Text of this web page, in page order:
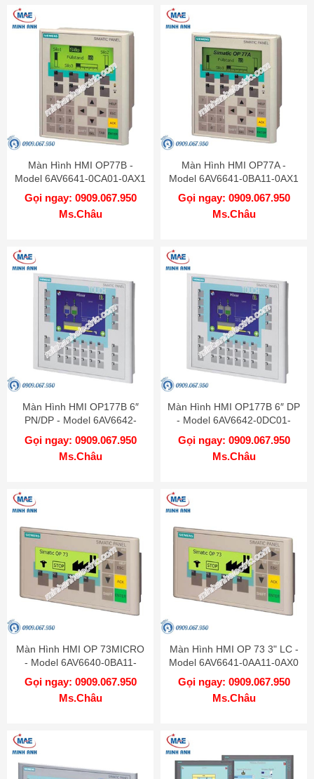
Màn Hình HMI OP77B -
Model 6AV6641-0CA01-0AX1
Gọi ngay: 0909.067.950
Ms.Châu
Màn Hình HMI OP77A -
Model 6AV6641-0BA11-0AX1
Gọi ngay: 0909.067.950
Ms.Châu
Màn Hình HMI OP177B 6″
PN/DP - Model 6AV6642-
0DA01-1AX1
Gọi ngay: 0909.067.950
Ms.Châu
Màn Hình HMI OP177B 6″ DP
- Model 6AV6642-0DC01-
1AX1
Gọi ngay: 0909.067.950
Ms.Châu
Màn Hình HMI OP 73MICRO
- Model 6AV6640-0BA11-
0AX0
Gọi ngay: 0909.067.950
Ms.Châu
Màn Hình HMI OP 73 3" LC -
Model 6AV6641-0AA11-0AX0
Gọi ngay: 0909.067.950
Ms.Châu